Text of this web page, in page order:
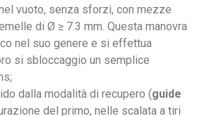
vuoto, senza sforzi, con mezze
di Ø ≥ 7.3 mm. Questa manovra
nel suo genere e si effettua
si sbloccaggio un semplice
dalla modalità di recupero (guide
del primo, nelle scalata a tiri